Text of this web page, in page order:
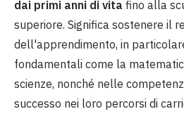
dai primi anni di vita fino alla
superiore. Significa sostenere il
dell'apprendimento, in
fondamentali come la
scienze, nonché nelle
successo nei loro percorsi di